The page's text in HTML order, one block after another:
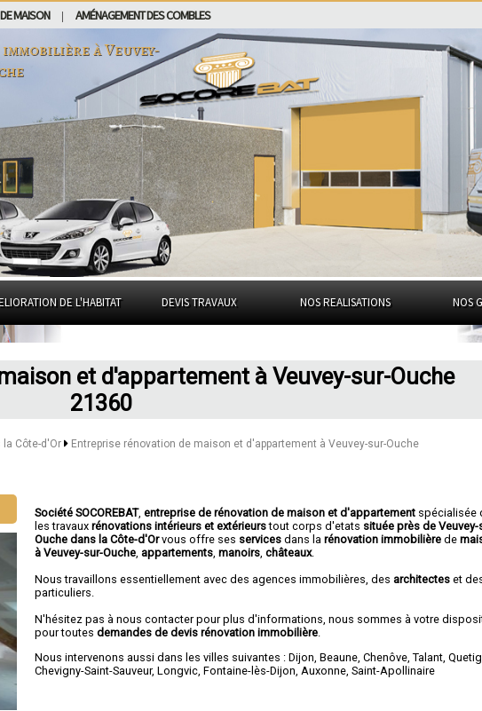
MAISON AMÉNAGEMENT DES COMBLES
àVeuvey-
DE L'HABITAT DEVIS TRAVAUX NOS REALISATIONS NOS
et d'appartement à Veuvey-sur-Ouche
21360
Côte-d'Or Entreprise rénovation de maison et d'appartement à Veuvey-sur-Ouche
Société SOCOREBAT,entreprise de rénovation de maison et d'appartement spécialisée
les travauxrénovations intérieurs et extérieurstout corps d'etats située près de Veuvey-
Ouche dans la Côte-d'Orvous offre ses services dans larénovation immobilière de
à Veuvey-sur-Ouche appartements ,manoirs ,châteaux.
Nous travaillons essentiellement avec des agences immobilières, des architectes et
particuliers.
N'hésitez pas à nous contacter pour plus d'informations, nous sommes à votre
pour toutesdemandes de devis rénovation immobilière
Nous intervenons aussi dans les villes suivantes :Dijon ,Beaune ,Chenôve ,Talant ,
Chevigny-Saint-Sauveur,Longvic ,Fontaine-lès-Dijon Auxonne ,Saint-Apollinaire